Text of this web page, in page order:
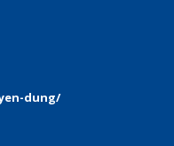
dung/